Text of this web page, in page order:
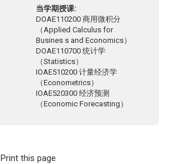
当学期授课
DOAE110200 商用微积分
（Applied Calculus for
Busines s and Economics）
DOAE110700 统计学
（Statistics）
IOAE510200 计量经济学
（Econometrics）
IOAE520300 经济预测
（Economic Forecasting）
Print this page